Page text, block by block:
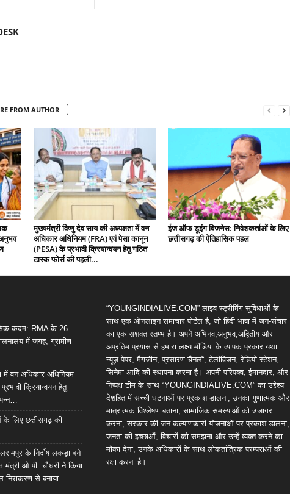
FROM AUTHOR
मुख्यमंत्री विष्णु देव साय की अध्यक्षता में वन
अधिकार अधिनियम (FRA) एवं पेसा कानून
(PESA) के प्रभावी क्रियान्वयन हेतु गठित
टास्क फोर्स की पहली...
ईज ऑफ डूइंग बिजनेस: निवेशकर्ताओं के लिए
छत्तीसगढ़ की ऐतिहासिक पहल
कदम: RMA के 26
में जगह, ग्रामीण
में वन अधिकार अधिनियम
क्रियान्वयन हेतु
लिए छत्तीसगढ़ की
के निर्दोष लकड़ा बने
मंत्री ओ.पी. चौधरी ने किया
से बनाया
“YOUNGINDIALIVE.COM” लाइव स्ट्रीमिंग सुविधाओं के
साथ एक ऑनलाइन समाचार पोर्टल है, जो हिंदी भाषा में जन-संचार
का एक सशक्त स्तम्भ है। अपने अभिनव,अनुभव,अद्वितीय और
अप्रतिम प्रयास से हमारा लक्ष्य मीडिया के व्यापक प्रकार यथा
न्यूज़ पेपर, मैगजीन, प्रसारण चैनलों, टेलीविजन, रेडियो स्टेशन,
सिनेमा आदि की स्थापना करना है। अपनी परिपक्व, ईमानदार, और
निष्पक्ष टीम के साथ “YOUNGINDIALIVE.COM” का उद्देश्य
देशहित में सच्ची घटनाओं पर प्रकाश डालना, उनका गुणात्मक और
मात्रात्मक विश्लेषण बताना, सामाजिक समस्याओं को उजागर
करना, सरकार की जन-कल्याणकारी योजनाओं पर प्रकाश डालना,
जनता की इच्छाओं, विचारों को समझना और उन्हें व्यक्त करने का
मौका देना, उनके अधिकारों के साथ लोकतांत्रिक परम्पराओं की
रक्षा करना है।